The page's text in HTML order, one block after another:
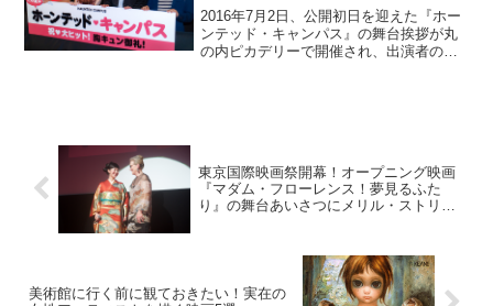
2016年7月2日、公開初日を迎えた『ホー
ンテッド・キャンパス』の舞台挨拶が丸
の内ピカデリーで開催され、出演者の中
東京国際映画祭開幕！オープニング映画
『マダム・フローレンス！夢見るふた
り』の舞台あいさつにメリル・ストリー
美術館に行く前に観ておきたい！実在の